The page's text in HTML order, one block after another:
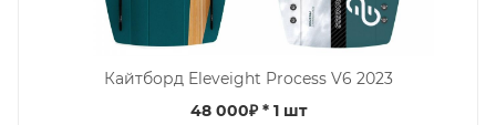
Кайтборд Eleveight Process V6 2023
48 000₽* 1 шт